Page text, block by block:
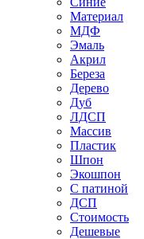
Материал
МДФ
Эмаль
Акрил
Береза
Дерево
Дуб
ЛДСП
Массив
Пластик
Шпон
Экошпон
С патиной
ДСП
Стоимость
Дешевые